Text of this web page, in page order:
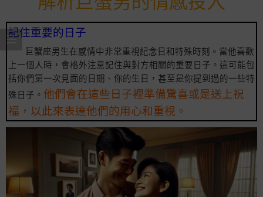
記住重要的日子
巨蟹座男生在感情中非常重視紀念日和特殊時刻。當他喜歡
上一個人時，會格外注意記住與對方相關的重要日子。這可能包
括你們第一次見面的日期、你的生日，甚至是你提到過的一些特
殊日子。 他們會在這些日子裡準備驚喜或是送上祝
福，以此來表達他們的用心和重視。